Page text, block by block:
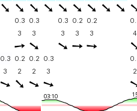
0.3 0.3 0.3 0.2 0.2
3 3 3 3 3 4
0.3 0.2 0.2 0.3
3 2 2 3 2
03:10